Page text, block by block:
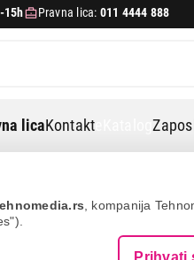
, kompanija
15h Pravna lica: 011 4444 888
licaKontakt eKatalog
BRIJANJE I